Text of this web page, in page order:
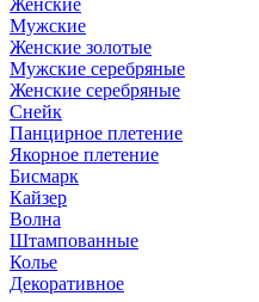
Женские
Мужские
Женские золотые
Мужские серебряные
Женские серебряные
Снейк
Панцирное плетение
Якорное плетение
Бисмарк
Кайзер
Волна
Штампованные
Колье
Декоративное